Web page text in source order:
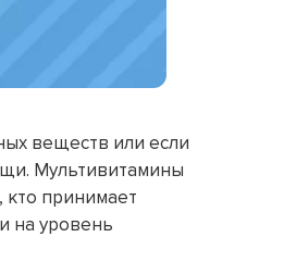
веществ или если
Мультивитамины
кто принимает
на уровень